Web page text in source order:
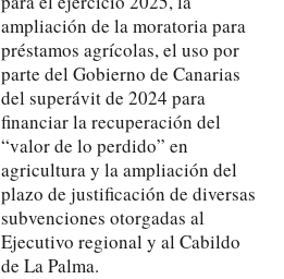
ampliación de la moratoria para
préstamos agrícolas, el uso por
parte del Gobierno de Canarias
del superávit de 2024 para
financiar la recuperación del
“valor de lo perdido” en
agricultura y la ampliación del
plazo de justificación de diversas
subvenciones otorgadas al
Ejecutivo regional y al Cabildo
de La Palma.